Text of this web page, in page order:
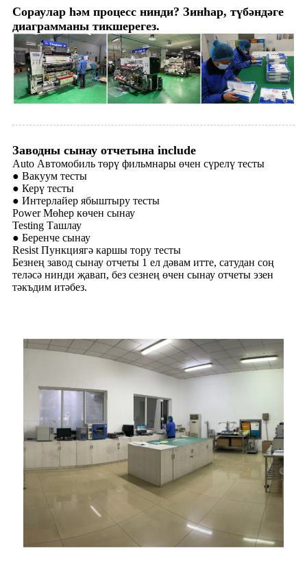
Сораулар һәм процесс нинди? Зинһар, түбәндәге
диаграмманы тикшерегез.
Заводны сынау отчетына include
Auto Автомобиль төрү фильмнары өчен сүрелү тесты
● Вакуум тесты
● Керү тесты
● Интерлайер ябыштыру тесты
Power Мөһер көчен сынау
Testing Ташлау
● Беренче сынау
Resist Пункциягә каршы тору тесты
Безнең завод сынау отчеты 1 ел дәвам итте, сатудан соң
теләсә нинди җавап, без сезнең өчен сынау отчеты эзен
тәкъдим итәбез.